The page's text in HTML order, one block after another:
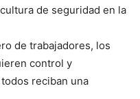
de seguridad en la
de trabajadores, los
control y
reciban una